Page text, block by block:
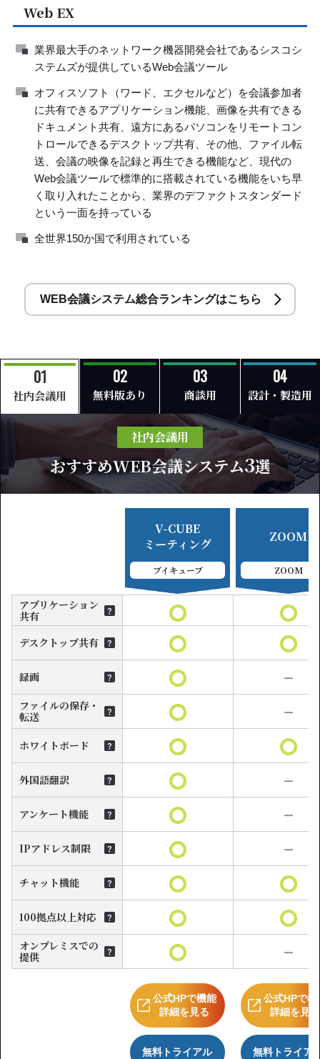
Web EX
業界最大手のネットワーク機器開発会社であるシスコシ
ステムズが提供しているWeb会議ツール
オフィスソフト（ワード、エクセルなど）を会議参加者
に共有できるアプリケーション機能、画像を共有できる
ドキュメント共有、遠方にあるパソコンをリモートコン
トロールできるデスクトップ共有、その他、ファイル転
送、会議の映像を記録と再生できる機能など、現代の
Web会議ツールで標準的に搭載されている機能をいち早
く取り入れたことから、業界のデファクトスタンダード
という一面を持っている
全世界150か国で利用されている
WEB会議システム総合ランキングはこちら
社内会議用 無料版あり 商談用 設計・製造用
社内会議用
おすすめWEB会議システム3選
V-CUBE
ミーティング
ブイキューブ
ZOOM
ZOOM
アプリケーション
共有
デスクトップ共有
録画
ファイルの保存・
転送
ホワイトボード
外国語翻訳
アンケート機能
IPアドレス制限
チャット機能
100拠点以上対応
オンプレミスでの
提供
公式HPで機能
詳細を見る
無料トライアル
公式HPで機
詳細を見る
無料トライア